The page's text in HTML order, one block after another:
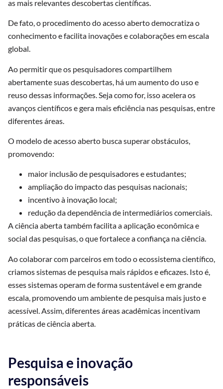
as mais relevantes descobertas científicas.
De fato, o procedimento do acesso aberto democratiza o
conhecimento e facilita inovações e colaborações em escala
global.
Ao permitir que os pesquisadores compartilhem
abertamente suas descobertas, há um aumento do uso e
reuso dessas informações. Seja como for, isso acelera os
avanços científicos e gera mais eficiência nas pesquisas, entre
diferentes áreas.
O modelo de acesso aberto busca superar obstáculos,
promovendo:
maior inclusão de pesquisadores e estudantes;
ampliação do impacto das pesquisas nacionais;
incentivo à inovação local;
redução da dependência de intermediários comerciais.
A ciência aberta também facilita a aplicação econômica e
social das pesquisas, o que fortalece a confiança na ciência.
Ao colaborar com parceiros em todo o ecossistema científico,
criamos sistemas de pesquisa mais rápidos e eficazes. Isto é,
esses sistemas operam de forma sustentável e em grande
escala, promovendo um ambiente de pesquisa mais justo e
acessível. Assim, diferentes áreas acadêmicas incentivam
práticas de ciência aberta.
Pesquisa e inovação
responsáveis